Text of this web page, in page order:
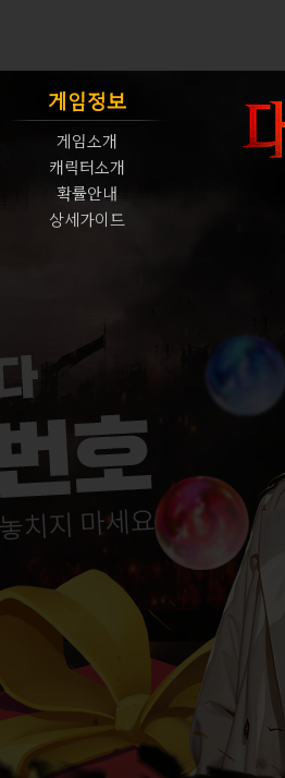
게임정보
게임소개
캐릭터소개
확률안내
상세가이드